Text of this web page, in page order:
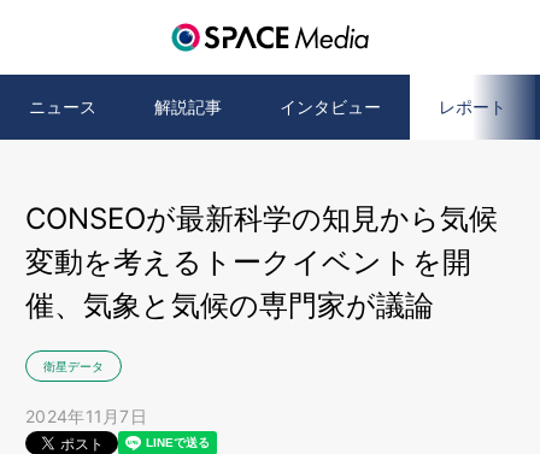
ニュース 解説記事 インタビュー レポート
CONSEOが最新科学の知見から気候
変動を考えるトークイベントを開
催、気象と気候の専門家が議論
衛星データ
2024年11月7日